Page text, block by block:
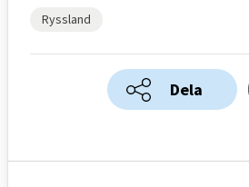
Ryssland
Dela